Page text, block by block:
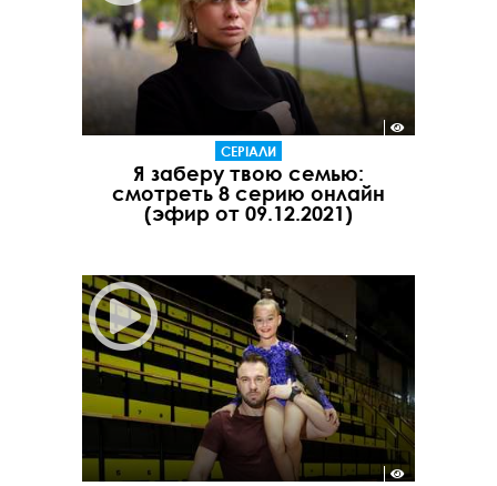
СЕРІАЛИ
Я заберу твою семью:
смотреть 8 серию онлайн
(эфир от 09.12.2021)